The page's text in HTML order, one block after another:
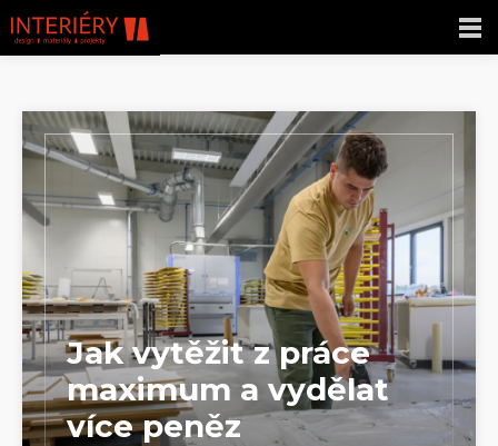
Jak vytěžit z práce
maximum a vydělat
více peněz